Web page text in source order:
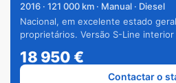
2016 · 121 000 km · Manual · Diesel
Nacional, em excelente estado
proprietários. Versão S-Line
18 950€
Contactar o